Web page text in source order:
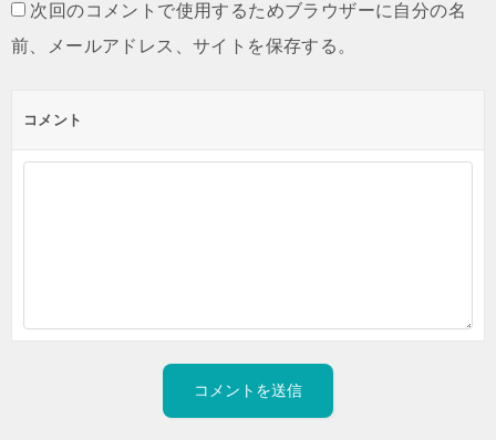
次回のコメントで使用するためブラウザーに自分の名
前、メールアドレス、サイトを保存する。
コメント